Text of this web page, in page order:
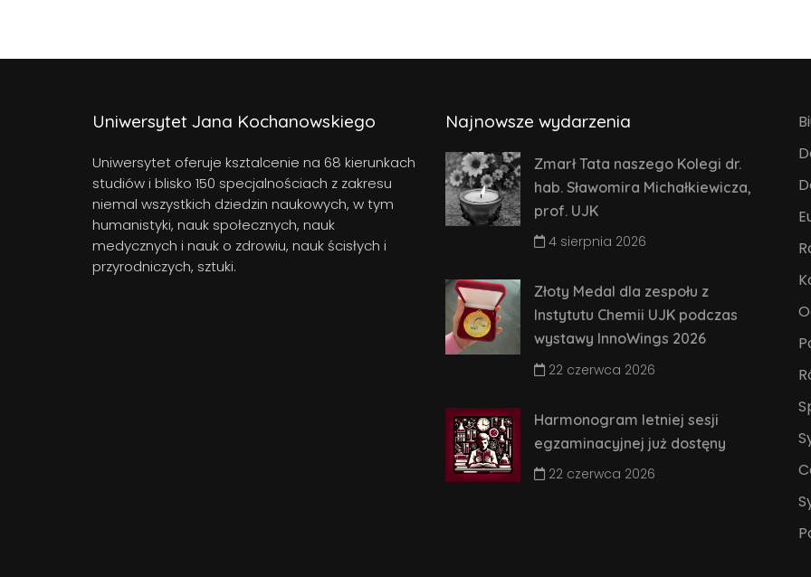
Uniwersytet Jana Kochanowskiego
Uniwersytet oferuje ksztalcenie na 68 kierunkach
studiów i blisko 150 specjalnościach z zakresu
niemal wszystkich dziedzin naukowych, w tym
humanistyki, nauk społecznych, nauk
medycznych i nauk o zdrowiu, nauk ścisłych i
przyrodniczych, sztuki.
Najnowsze wydarzenia
Zmarł Tata naszego Kolegi dr.
hab. Sławomira Michałkiewicza,
prof. UJK
4 sierpnia 2026
Złoty Medal dla zespołu z
Instytutu Chemii UJK podczas
wystawy InnoWings 2026
22 czerwca 2026
Harmonogram letniej sesji
egzaminacyjnej już dostęny
22 czerwca 2026